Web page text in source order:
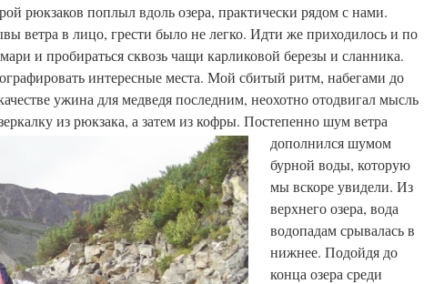
рюкзаков поплыл вдоль озера, практически рядом с нами.
ветра в лицо, грести было не легко. Идти же приходилось и по
и пробираться сквозь чащи карликовой березы и сланника.
интересные места. Мой сбитый ритм, набегами до
ужина для медведя последним, неохотно отодвигал мысль
из рюкзака, а затем из кофры. Постепенно шум ветра
дополнился шумом
бурной воды, которую
мы вскоре увидели. Из
верхнего озера, вода
водопадам срывалась в
нижнее. Подойдя до
конца озера среди